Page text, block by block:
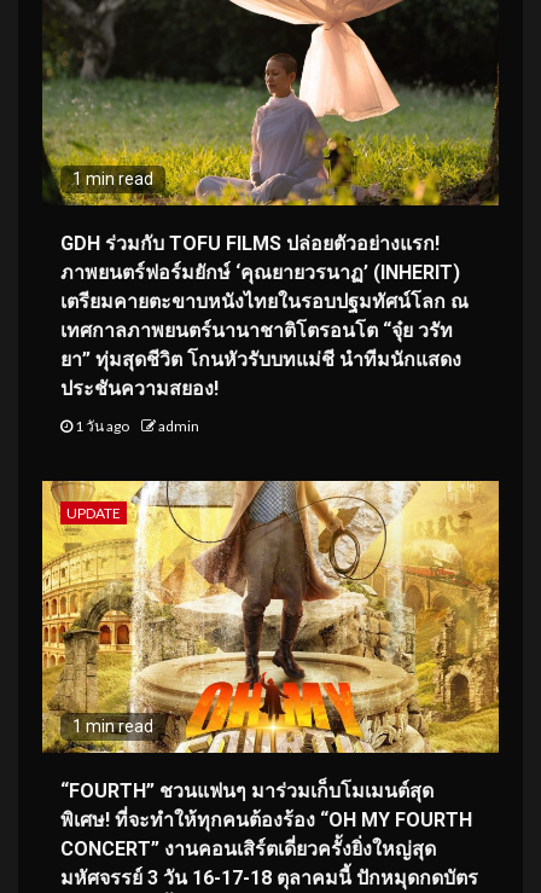
1 min read
GDH ร่วมกับ TOFU FILMS ปล่อยตัวอย่างแรก!
ภาพยนตร์ฟอร์มยักษ์ ‘คุณยายวรนาฏ’ (INHERIT)
เตรียมคายตะขาบหนังไทยในรอบปฐมทัศน์โลก ณ
เทศกาลภาพยนตร์นานาชาติโตรอนโต “จุ๋ย วรัท
ยา” ทุ่มสุดชีวิต โกนหัวรับบทแม่ชี นำทีมนักแสดง
ประชันความสยอง!
1 วัน ago admin
UPDATE
1 min read
“FOURTH” ชวนแฟนๆ มาร่วมเก็บโมเมนต์สุด
พิเศษ! ที่จะทำให้ทุกคนต้องร้อง “OH MY FOURTH
CONCERT” งานคอนเสิร์ตเดี่ยวครั้งยิ่งใหญ่สุด
มหัศจรรย์ 3 วัน 16-17-18 ตุลาคมนี้ ปักหมุดกดบัตร